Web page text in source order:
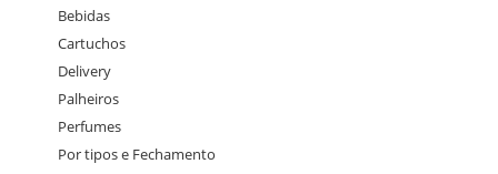
Bebidas
Cartuchos
Delivery
Palheiros
Perfumes
Por tipos e Fechamento